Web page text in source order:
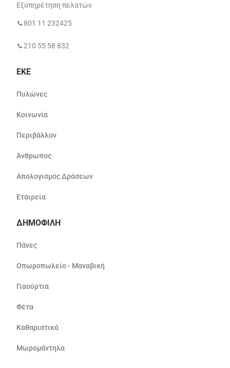
Εξυπηρέτηση πελατών
801 11 232425
210 55 58 832
ΕΚΕ
Πυλώνες
Κοινωνία
Περιβάλλον
Άνθρωπος
Απολογισμός Δράσεων
Εταιρεία
ΔΗΜΟΦΙΛΗ
Πάνες
Οπωροπωλείο - Μαναβική
Γιαούρτια
Φέτα
Καθαριστικά
Μωρομάντηλα